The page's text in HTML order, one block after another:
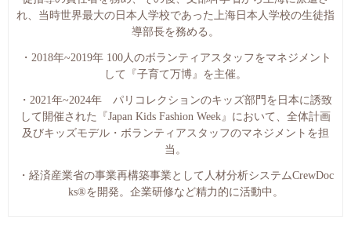
れ、当時世界最大の日本人学校であった上海日本人学校の生徒指
導部長を務める。
・2018年~2019年 100人のボランティアスタッフをマネジメント
して『子育て万博』を主催。
・2021年~2024年 パリコレクションのキッズ部門を日本に誘致
して開催された『Japan Kids Fashion Week』において、全体計画
及びキッズモデル・ボランティアスタッフのマネジメントを担
当。
・経済産業省の事業再構築事業として人材分析システムCrewDoc
ks®︎を開発。企業研修など精力的に活動中。